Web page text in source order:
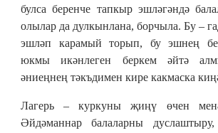
булса беренче тапкыр эшләгәндә
олылар да дулкынлана, борчыла. Бу –
эшләп карамый торып, бу эшнең
юкмы икәнлеген беркем әйтә
әниеңнең тәкъдимен кире какмаска
Лагерь – куркуны җиңү өчен
Әйдәманнар балаларны дуслаштыру,